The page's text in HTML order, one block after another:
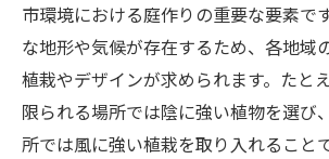
市環境における庭作りの重要な要素で
な地形や気候が存在するため、各地域
植栽やデザインが求められます。たと
限られる場所では陰に強い植物を選び
所では風に強い植栽を取り入れること